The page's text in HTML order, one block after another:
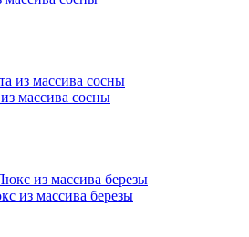
массива сосны
из массива березы